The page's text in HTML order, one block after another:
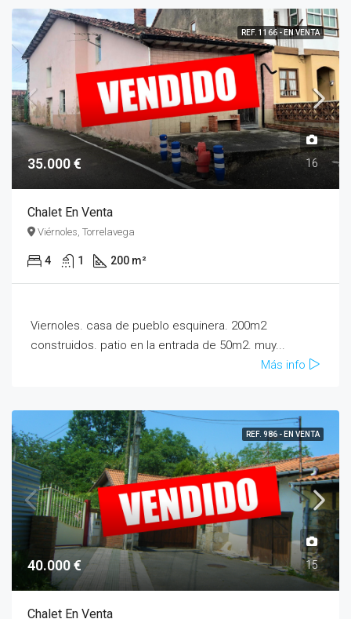
REF. 1166 - EN VENTA
35.000 € 16
Chalet En Venta
Viérnoles, Torrelavega
4 1 200 m²
Viernoles. casa de pueblo esquinera. 200m2
construidos. patio en la entrada de 50m2. muy...
Más info
REF. 986 - EN VENTA
40.000 € 15
Chalet En Venta